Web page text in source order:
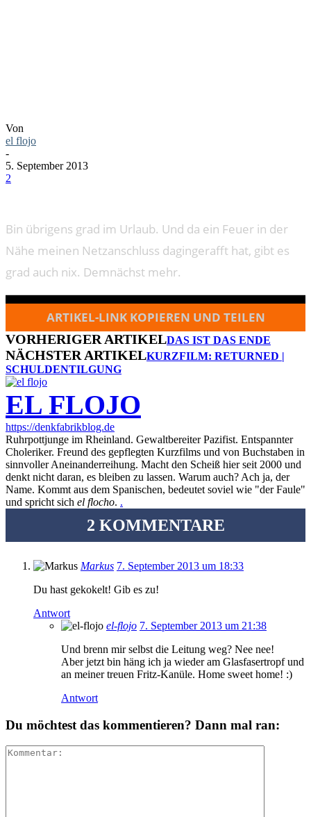
Von
el flojo
-
5. September 2013
2
Bin übrigens grad im Urlaub. Und da ein Feuer in der
Nähe meinen Netzanschluss dagingerafft hat, gibt es
grad auch nix. Demnächst mehr.
ARTIKEL-LINK KOPIEREN UND TEILEN
VORHERIGER ARTIKELDAS IST DAS ENDE
NÄCHSTER ARTIKELKURZFILM: RETURNED |
SCHULDENTILGUNG
EL FLOJO
https://denkfabrikblog.de
Ruhrpottjunge im Rheinland. Gewaltbereiter Pazifist. Entspannter
Choleriker. Freund des gepflegten Kurzfilms und von Buchstaben in
sinnvoller Aneinanderreihung. Macht den Scheiß hier seit 2000 und
denkt nicht daran, es bleiben zu lassen. Warum auch? Ach ja, der
Name. Kommt aus dem Spanischen, bedeutet soviel wie "der Faule"
und spricht sich el flocho. .
2 KOMMENTARE
Markus 7. September 2013 um 18:33
Du hast gekokelt! Gib es zu!
Antwort
el-flojo 7. September 2013 um 21:38
Und brenn mir selbst die Leitung weg? Nee nee!
Aber jetzt bin häng ich ja wieder am Glasfasertropf und
an meiner treuen Fritz-Kanüle. Home sweet home! :)
Antwort
Du möchtest das kommentieren? Dann mal ran: